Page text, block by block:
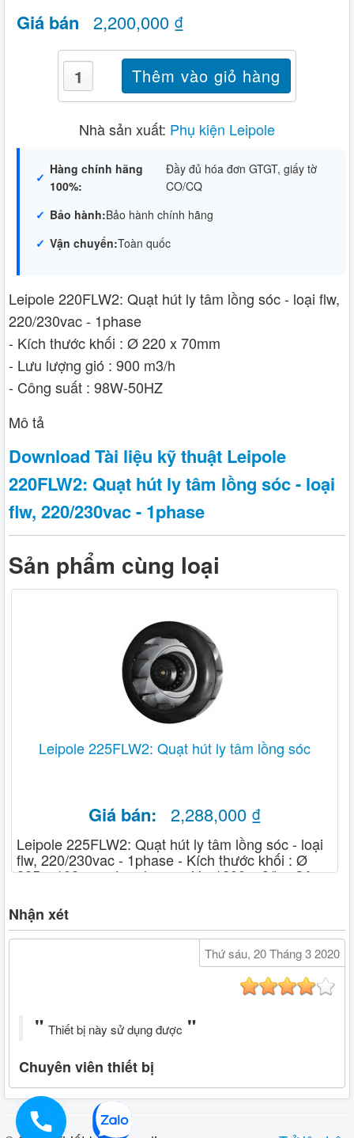
Giá bán 2,200,000 ₫
Nhà sản xuất: Phụ kiện Leipole
Hàng chính hãng
100%:
Đầy đủ hóa đơn GTGT, giấy tờ
CO/CQ
Bảo hành:Bảo hành chính hãng
Vận chuyển:Toàn quốc
Leipole 220FLW2: Quạt hút ly tâm lồng sóc - loại flw,
220/230vac - 1phase
- Kích thước khối : Ø 220 x 70mm
- Lưu lượng gió : 900 m3/h
- Công suất : 98W-50HZ
Mô tả
Download Tài liệu kỹ thuật Leipole
220FLW2: Quạt hút ly tâm lồng sóc - loại
flw, 220/230vac - 1phase
Sản phẩm cùng loại
Leipole 225FLW2: Quạt hút ly tâm lồng sóc
Giá bán: 2,288,000 ₫
Leipole 225FLW2: Quạt hút ly tâm lồng sóc - loại
flw, 220/230vac - 1phase - Kích thước khối : Ø
225 x 108mm - Lưu lượng gió : 1200 m3/h - Công
Nhận xét
Thứ sáu, 20 Tháng 3 2020
Thiết bị này sử dụng được
Chuyên viên thiết bị
0914919933